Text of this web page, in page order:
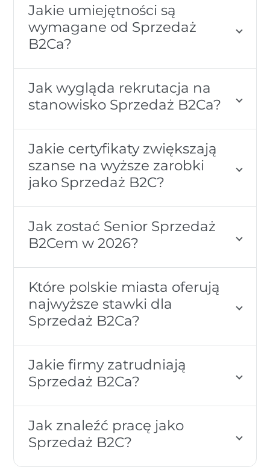
Jakie umiejętności są
wymagane od Sprzedaż
B2Ca?
Jak wygląda rekrutacja na
stanowisko Sprzedaż B2Ca?
Jakie certyfikaty zwiększają
szanse na wyższe zarobki
jako Sprzedaż B2C?
Jak zostać Senior Sprzedaż
B2Cem w 2026?
Które polskie miasta oferują
najwyższe stawki dla
Sprzedaż B2Ca?
Jakie firmy zatrudniają
Sprzedaż B2Ca?
Jak znaleźć pracę jako
Sprzedaż B2C?